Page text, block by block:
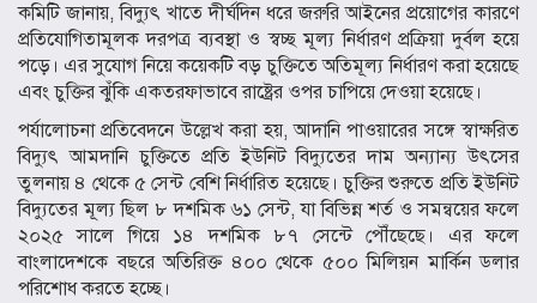
কমিটি জানায়, বিদ্যুৎ খাতে দীর্ঘদিন ধরে জরুরি আইনের প্রয়োগের কারণে
প্রতিযোগিতামূলক দরপত্র ব্যবস্থা ও স্বচ্ছ মূল্য নির্ধারণ প্রক্রিয়া দুর্বল হয়ে
পড়ে। এর সুযোগ নিয়ে কয়েকটি বড় চুক্তিতে অতিমূল্য নির্ধারণ করা হয়েছে
এবং চুক্তির ঝুঁকি একতরফাভাবে রাষ্ট্রের ওপর চাপিয়ে দেওয়া হয়েছে।
পর্যালোচনা প্রতিবেদনে উল্লেখ করা হয়, আদানি পাওয়ারের সঙ্গে স্বাক্ষরিত
বিদ্যুৎ আমদানি চুক্তিতে প্রতি ইউনিট বিদ্যুতের দাম অন্যান্য উৎসের
তুলনায় ৪ থেকে ৫ সেন্ট বেশি নির্ধারিত হয়েছে। চুক্তির শুরুতে প্রতি ইউনিট
বিদ্যুতের মূল্য ছিল ৮ দশমিক ৬১ সেন্ট, যা বিভিন্ন শর্ত ও সমন্বয়ের ফলে
২০২৫ সালে গিয়ে ১৪ দশমিক ৮৭ সেন্টে পৌঁছেছে। এর ফলে
বাংলাদেশকে বছরে অতিরিক্ত ৪০০ থেকে ৫০০ মিলিয়ন মার্কিন ডলার
পরিশোধ করতে হচ্ছে।